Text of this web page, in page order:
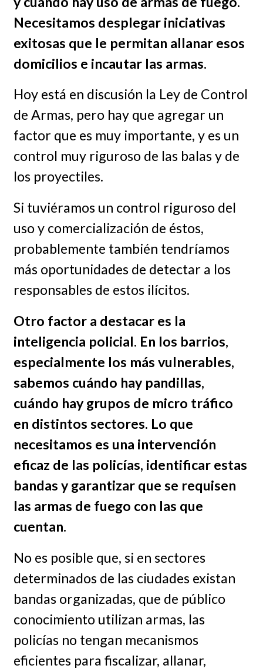
Necesitamos desplegar iniciativas
exitosas que le permitan allanar esos
domicilios e incautar las armas.
Hoy está en discusión la Ley de Control
de Armas, pero hay que agregar un
factor que es muy importante, y es un
control muy riguroso de las balas y de
los proyectiles.
Si tuviéramos un control riguroso del
uso y comercialización de éstos,
probablemente también tendríamos
más oportunidades de detectar a los
responsables de estos ilícitos.
Otro factor a destacar es la
inteligencia policial. En los barrios,
especialmente los más vulnerables,
sabemos cuándo hay pandillas,
cuándo hay grupos de micro tráfico
en distintos sectores. Lo que
necesitamos es una intervención
eficaz de las policías, identificar estas
bandas y garantizar que se requisen
las armas de fuego con las que
cuentan.
No es posible que, si en sectores
determinados de las ciudades existan
bandas organizadas, que de público
conocimiento utilizan armas, las
policías no tengan mecanismos
eficientes para fiscalizar, allanar,